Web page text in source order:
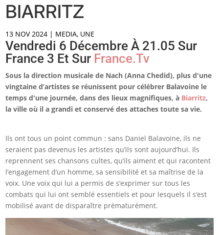
BIARRITZ
13 NOV 2024 | MEDIA, UNE
Vendredi 6 Décembre À 21.05 Sur
France 3 Et Sur France.tv
Sous la direction musicale de Nach (Anna Chedid), plus d'une
vingtaine d’artistes se réunissent pour célébrer Balavoine le
temps d'une journée, dans des lieux magnifiques, à Biarritz,
la ville où il a grandi et conservé des attaches toute sa vie.
Ils ont tous un point commun : sans Daniel Balavoine, ils ne
seraient pas devenus les artistes qu’ils sont aujourd’hui. Ils
reprennent ses chansons cultes, qu’ils aiment et qui racontent
l’engagement d’un homme, sa sensibilité et sa maîtrise de la
voix. Une voix qui lui a permis de s’exprimer sur tous les
combats qui lui ont semblé essentiels et pour lesquels il s’est
mobilisé avant de disparaître prématurément.